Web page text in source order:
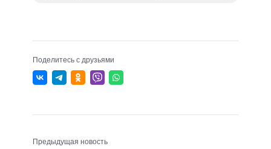
Поделитесь с друзьями
Предыдущая новость